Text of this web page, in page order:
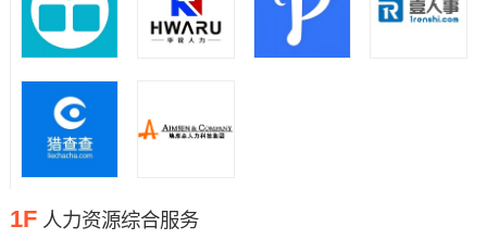
1F 人力资源综合服务